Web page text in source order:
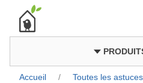
Accueil /
Toutes les